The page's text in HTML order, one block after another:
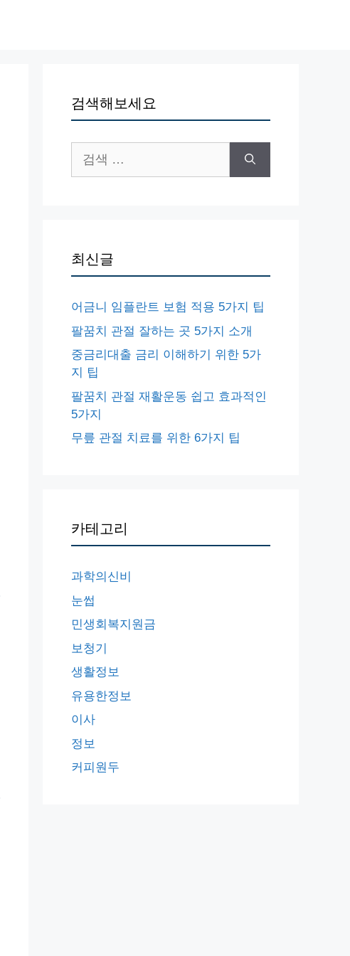
검색해보세요
색:
최신글
어금니 임플란트 보험 적용 5가지 팁
팔꿈치 관절 잘하는 곳 5가지 소개
중금리대출 금리 이해하기 위한 5가
지 팁
팔꿈치 관절 재활운동 쉽고 효과적인
5가지
무릎 관절 치료를 위한 6가지 팁
카테고리
과학의신비
눈썹
민생회복지원금
보청기
생활정보
유용한정보
이사
정보
커피원두